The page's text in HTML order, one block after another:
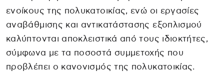
ενοίκους της πολυκατοικίας, ενώ οι εργασίες
αναβάθμισης και αντικατάστασης εξοπλισμού
καλύπτονται αποκλειστικά από τους ιδιοκτήτες,
σύμφωνα με τα ποσοστά συμμετοχής που
προβλέπει ο κανονισμός της πολυκατοικίας.